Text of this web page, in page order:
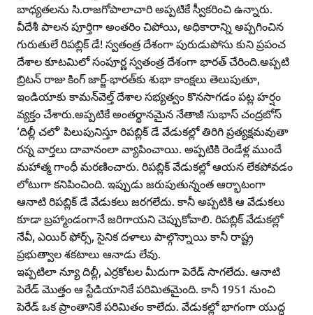
బాధ్యతలను సి.రాజగోపాలాచారి అప్పటికే స్వీకరించి ఉన్నారు.
వీదేశీ పాలన పూర్తిగా అంతరిం చిపోయి, అధికారాన్ని అప్పగించిన
గురుతులే రిపబ్లిక్‌ డే! స్వతంత్ర దేశంగా పురుడుపోసు కుని ప్రపంచ
దేశాల కూటమిలో సంపూర్ణ స్వతంత్ర దేశంగా భారత్‌ చేరింది.అప్పటి
బ్రిటన్‌ రాజు కింగ్‌ జార్జ్‌-భారత్‌కు శుభా కాంక్షలు తెలుపుతూ,
ఇండియాకు కామన్‌వెల్త్‌ దేశాల సభ్యత్వం కొనసాగడం పట్ల హర్షం
వ్యక్తం చేశారు.అప్పటికే అంతర్థానమైన నేతాజీ సుభాస్‌ చంద్రబోస్‌
‘దిల్లీ చలో’ పిలుపునిస్తూ రిపబ్లిక్‌ డే వేడుకల్లో తిరిగి ప్రత్యక్షమవుతా
రన్న వార్తలు దావానంలా వ్యాపించాయి. అప్పటికి రెండేళ్ల ముందే
మహాత్మ గాంధీ మరణించారు. రిపబ్లిక్‌ వేడుకల్లో ఆయన లేకపోవడం
లోటుగా కనిపించింది. ఇప్పుడు జరుపుతున్నంత ఆర్భాటంగా
ఆనాటి రిపబ్లిక్‌ డే వేడుకలు జరగలేదు. కానీ అప్పటికి ఆ వేడుకలు
కూడా బ్రహ్మాండంగానే జరిగాయని చెప్పుకోవాలి. రిపబ్లిక్‌ వేడుకల్లో
నేవీ, ఎయిర్‌ ఫోర్స్‌, సైనిక దళాలు పాల్గొన్నాయి కానీ రాష్ట్ర
ప్రభుత్వాల శకటాలు ఆనాడు లేవు.
ఇప్పటిలా న్యూ దిల్లీ, ఎర్రకోటల మీదుగా పెరేడ్‌ సాగలేదు. ఆనాటి
పెరేడ్‌ మొత్తం ఆ స్టేడియానికే పరిమితమైంది. కానీ 1951 నుంచి
పెరేడ్‌ ఒక ప్రాంతానికే పరిమితం కాలేదు. వేడుకల్లో భాగంగా యుద్ధ